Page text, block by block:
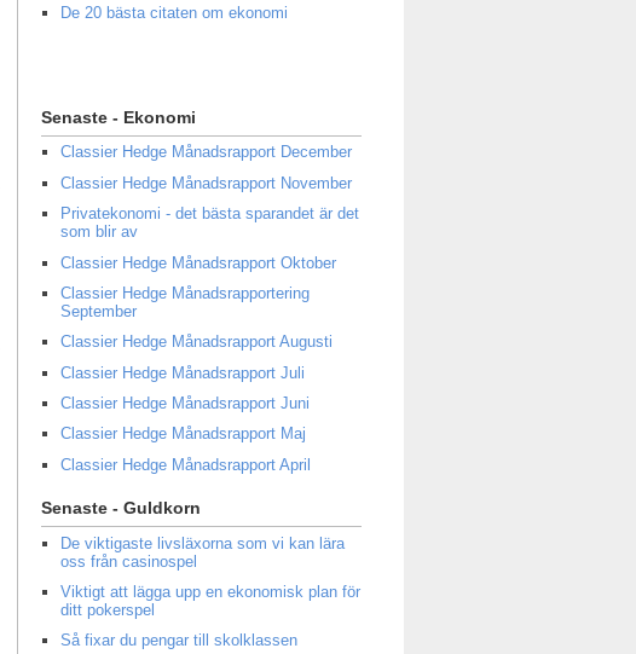
De 20 bästa citaten om ekonomi
Senaste - Ekonomi
Classier Hedge Månadsrapport December
Classier Hedge Månadsrapport November
Privatekonomi - det bästa sparandet är det
som blir av
Classier Hedge Månadsrapport Oktober
Classier Hedge Månadsrapportering
September
Classier Hedge Månadsrapport Augusti
Classier Hedge Månadsrapport Juli
Classier Hedge Månadsrapport Juni
Classier Hedge Månadsrapport Maj
Classier Hedge Månadsrapport April
Senaste - Guldkorn
De viktigaste livsläxorna som vi kan lära
oss från casinospel
Viktigt att lägga upp en ekonomisk plan för
ditt pokerspel
Så fixar du pengar till skolklassen